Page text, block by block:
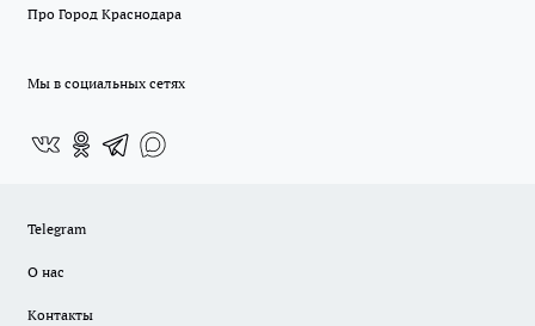
Про Город Краснодара
Мы в социальных сетях
Telegram
О нас
Контакты